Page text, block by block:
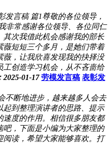
发言稿 篇1尊敬的各位领导，
非常感谢各位领导、各位同仁
其次我借此机会感谢我的部长
薇短短三个多月，是她们带着
薇，让我欣喜发现我的抉择没
工创造学习机会，从不吝啬给
2025-01-17 劳模发言稿 表彰发
不断地进步，越来越多人会去
起到整理演讲者的思路、提示
速度的作用。相信很多朋友都
吧，下面是小编为大家整理的
阅读，希望大家能够喜欢。打